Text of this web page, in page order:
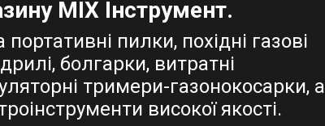
MIX Інструмент.
пилки, похідні газові
болгарки, витратні
тримери-газонокосарки, а
високої якості.